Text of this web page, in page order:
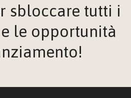
ACCEDI
sbloccare tutti i
le opportunità